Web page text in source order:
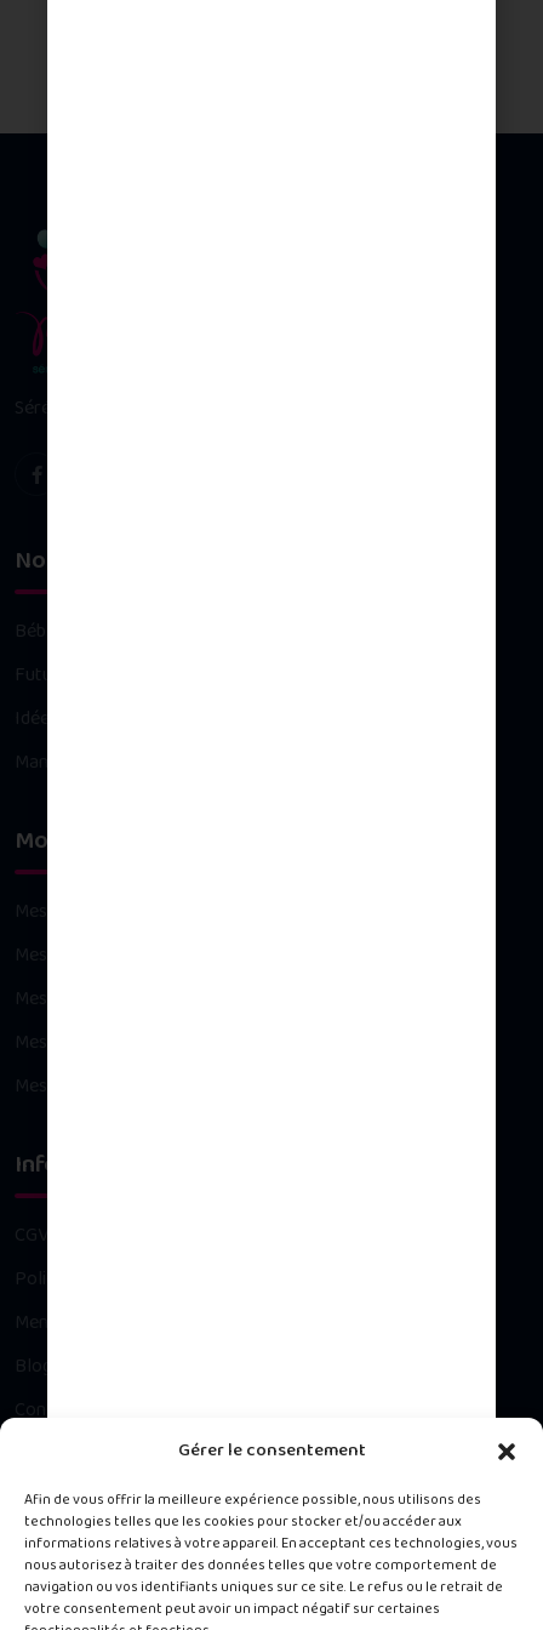
Gérer le consentement
Afin de vous offrir la meilleure expérience possible, nous utilisons des
technologies telles que les cookies pour stocker et/ou accéder aux
informations relatives à votre appareil. En acceptant ces technologies, vous
nous autorisez à traiter des données telles que votre comportement de
navigation ou vos identifiants uniques sur ce site. Le refus ou le retrait de
votre consentement peut avoir un impact négatif sur certaines
Sérénité & plaisir d’allaiter
Nos univers
Bébé
Future maman
Idées cadeaux
Maman
Mon compte
Mes commandes
Mes avoirs
Mes adresses
Mes informations personnelles
Mes bons de réduction
Infos légales
CGV
Politique de confidentialité
Mentions légales
Blog
Contact
Besoin d’un conseil ?
Contacter notre Service Client du lundi au vendredi, 9h à 16h.
488 rue de la Chapelle, Jarry 97122 Baie-Mahault